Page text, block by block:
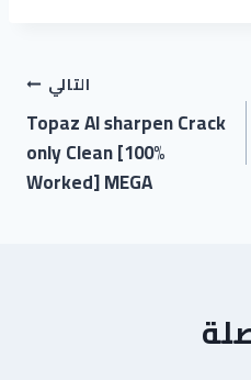
التالي
Topaz AI sharpen Crack
only Clean [100%
Worked] MEGA